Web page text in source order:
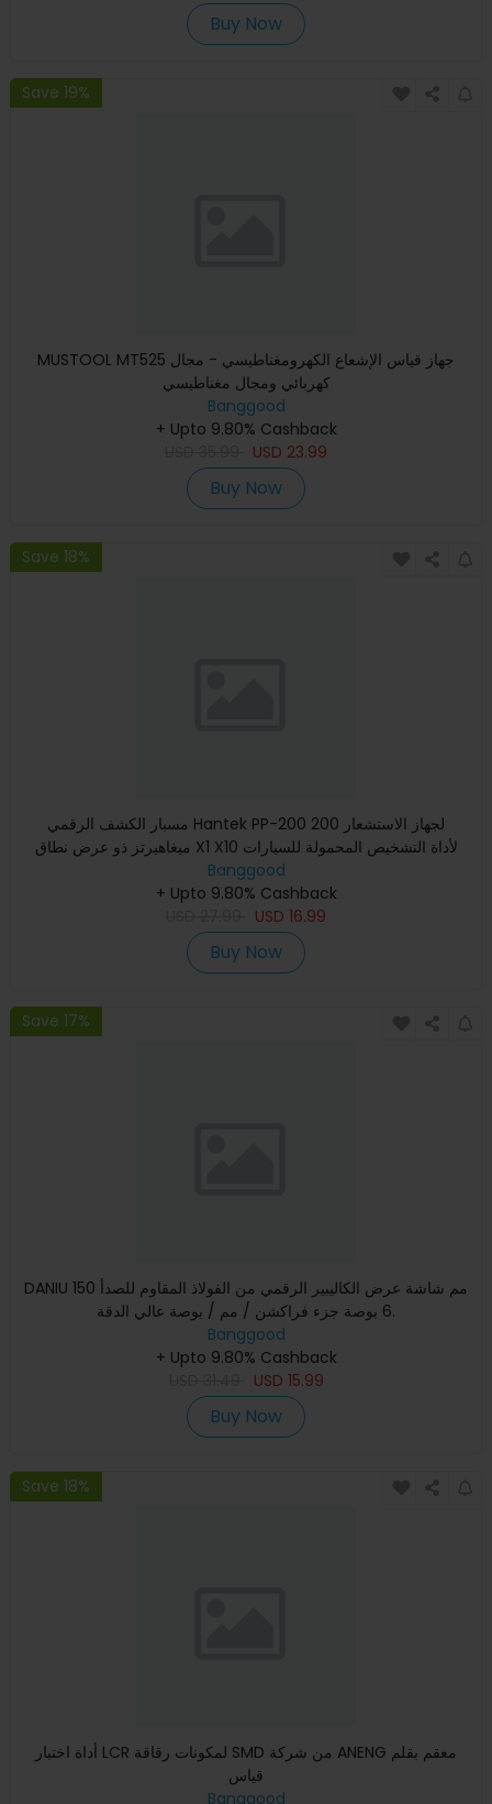
Buy Now
Save 19%
MUSTOOL MT525 جهاز قياس الإشعاع الكهرومغناطيسي - مجال
كهربائي ومجال مغناطيسي
Banggood
+ Upto 9.80% Cashback
USD 23.99
Buy Now
Save 18%
مسبار الكشف الرقمي Hantek PP-200 لجهاز الاستشعار 200
ميغاهيرتز ذو عرض نطاق X1 X10 لأداة التشخيص المحمولة للسيارات
جهاز ا
Banggood
+ Upto 9.80% Cashback
USD 16.99
Buy Now
Save 17%
DANIU 150 مم شاشة عرض الكاليبير الرقمي من الفولاذ المقاوم للصدأ
6 بوصة جزء فراكشن / مم / بوصة عالي الدقة.
Banggood
+ Upto 9.80% Cashback
USD 15.99
Buy Now
Save 18%
أداة اختبار LCR لمكونات رقاقة SMD من شركة ANENG معقم بقلم
قياس
Banggood